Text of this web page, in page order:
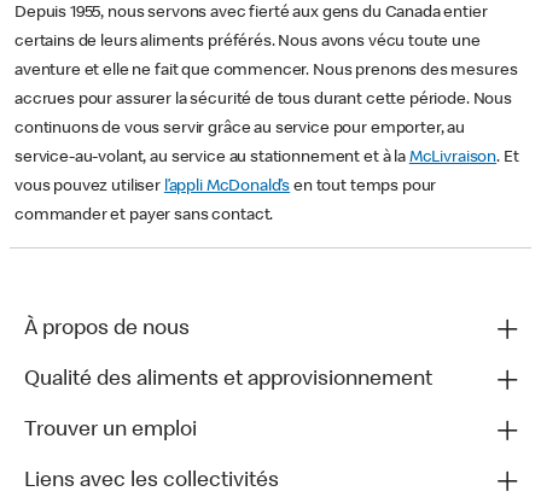
Depuis 1955, nous servons avec fierté aux gens du Canada entier
certains de leurs aliments préférés. Nous avons vécu toute une
aventure et elle ne fait que commencer. Nous prenons des mesures
accrues pour assurer la sécurité de tous durant cette période. Nous
continuons de vous servir grâce au service pour emporter, au
service-au-volant, au service au stationnement et à la McLivraison. Et
vous pouvez utiliser l’appli McDonald’s en tout temps pour
commander et payer sans contact.
À propos de nous
Qualité des aliments et approvisionnement
Trouver un emploi
Liens avec les collectivités